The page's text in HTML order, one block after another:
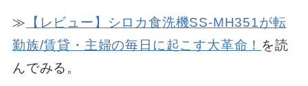
≫ 【レビュー】シロカ食洗機SS-MH351が転
勤族/賃貸・主婦の毎日に起こす大革命！ を読
んでみる。